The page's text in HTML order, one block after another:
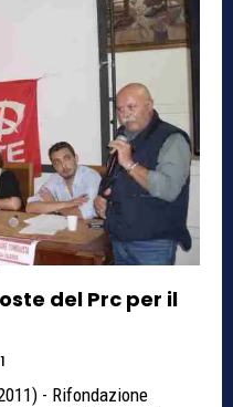
del Prc per il
- Rifondazione